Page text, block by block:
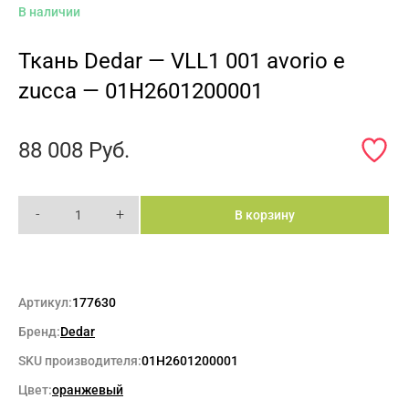
В наличии
Ткань Dedar — VLL1 001 avorio e
zucca — 01H2601200001
88 008 Руб.
- + В корзину
Артикул:177630
Бренд:Dedar
SKU производителя:01H2601200001
Цвет:оранжевый